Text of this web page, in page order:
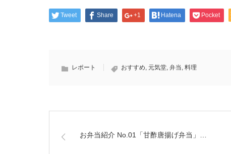
Tweet Share +1 Hatena Pocket
レポート おすすめ 元気堂 弁当 料理
お弁当紹介 No.01「甘酢唐揚げ弁当」…